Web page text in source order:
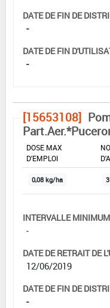
DATE DE FIN DE
-
DATE DE FIN
-
[15653108]
DOSE MAX
D'EMPLOI
0,08 kg/ha 3
INTERVALLE
-
DATE DE RETRAIT DE
12/06/2019
DATE DE FIN DE
-